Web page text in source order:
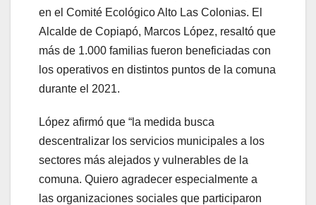
en el Comité Ecológico Alto Las Colonias. El
Alcalde de Copiapó, Marcos López, resaltó que
más de 1.000 familias fueron beneficiadas con
los operativos en distintos puntos de la comuna
durante el 2021.
López afirmó que “la medida busca
descentralizar los servicios municipales a los
sectores más alejados y vulnerables de la
comuna. Quiero agradecer especialmente a
las organizaciones sociales que participaron